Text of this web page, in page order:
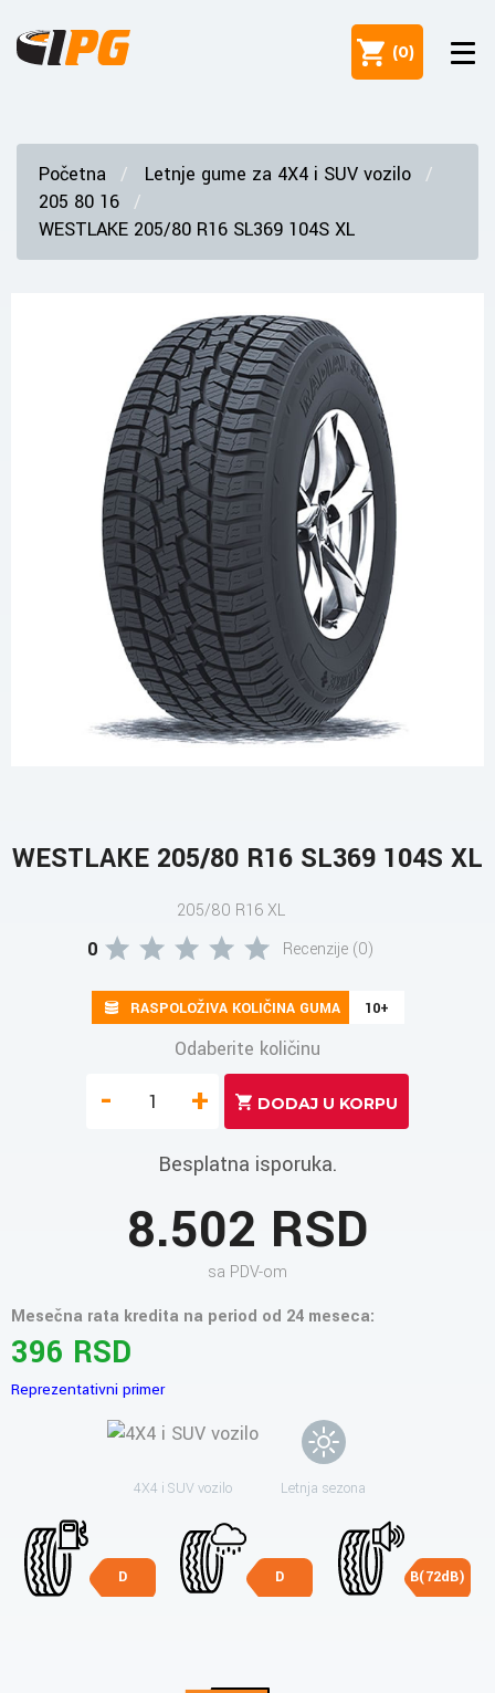
(0)
Početna
Letnje gume za 4X4 i SUV vozilo
205 80 16
WESTLAKE 205/80 R16 SL369 104S XL
WESTLAKE 205/80 R16 SL369 104S XL
205/80 R16 XL
0 Recenzije (0)
RASPOLOŽIVA KOLIČINA GUMA 10+
Odaberite količinu
- +
Besplatna isporuka.
8.502 RSD
sa PDV-om
Mesečna rata kredita na period od 24 meseca:
396 RSD
Reprezentativni primer
4X4 i SUV vozilo Letnja sezona
D D B(72dB)